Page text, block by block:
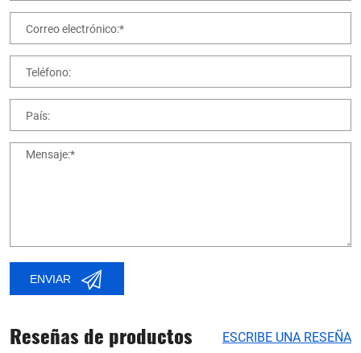
Correo electrónico:*
Teléfono:
País:
Mensaje:*
ENVIAR
Reseñas de productos ESCRIBE UNA RESEÑA